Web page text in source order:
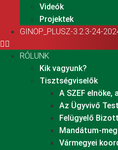
Videók
Projektek
GINOP_PLUSZ-3.2.3-24-
RÓLUNK
Kik vagyunk?
Tisztségviselők
A SZEF elnöke,
Az Ügyvivő
Felügyelő
Mandátum-
Vármegyei